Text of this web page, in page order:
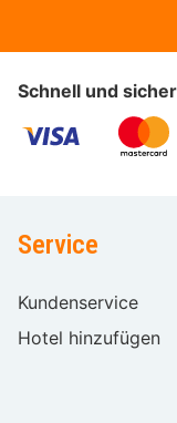
Schnell und
Service
Kundenservice
Hotel hinzufügen